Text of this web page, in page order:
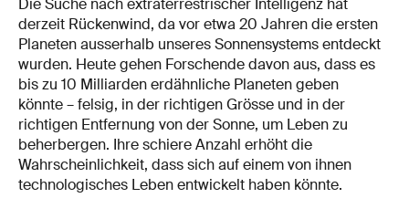
derzeit Rückenwind, da vor etwa 20 Jahren die ersten
Planeten ausserhalb unseres Sonnensystems entdeckt
wurden. Heute gehen Forschende davon aus, dass es
bis zu 10 Milliarden erdähnliche Planeten geben
könnte – felsig, in der richtigen Grösse und in der
richtigen Entfernung von der Sonne, um Leben zu
beherbergen. Ihre schiere Anzahl erhöht die
Wahrscheinlichkeit, dass sich auf einem von ihnen
technologisches Leben entwickelt haben könnte.